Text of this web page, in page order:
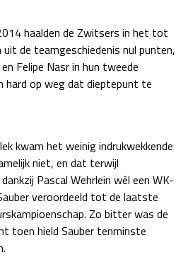
za 22:00 - 23:00
zo 21:00 - 23:00
PRIX 2026
27 - 29 nov
04 - 06 dec
za 15:00 - 16:00
zo 14:00 - 16:00
haalden de Zwitsers in het tot
de teamgeschiedenis nul punten,
Felipe Nasr in hun tweede
hard op weg dat dieptepunt te
kwam het weinig indrukwekkende
niet, en dat terwijl
Pascal Wehrlein wél een WK-
veroordeeld tot de laatste
Zo bitter was de
toen hield Sauber tenminste